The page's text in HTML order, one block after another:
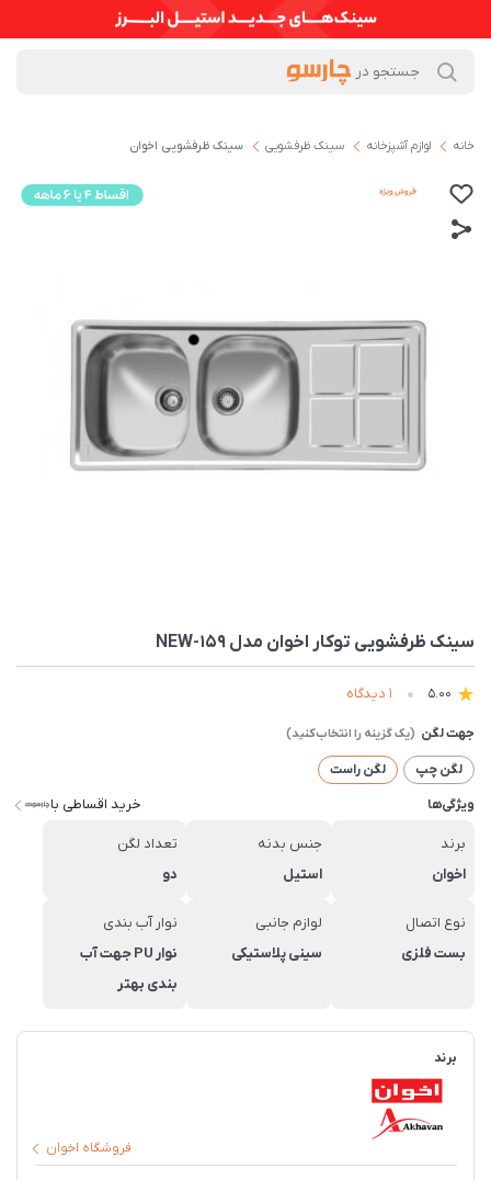
خانه لوازم آشپزخانه سینک ظرفشویی سینک ظرفشویی اخوان
سینک ظرفشویی توکار اخوان مدل 159-NEW
5.00 1 دیدگاه
جهت لگن
لگن چپ
لگن راست
ویژگی‌ها
خرید اقساطی با
برند
اخوان
جنس بدنه
استیل
تعداد لگن
دو
نوع اتصال
بست فلزی
لوازم جانبی
سینی پلاستیکی
نوار آب بندی
نوار PU جهت آب
بندی بهتر
برند
فروشگاه اخوان